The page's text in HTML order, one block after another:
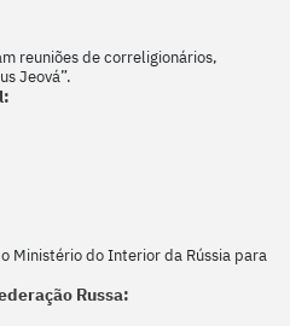
reuniões de correligionários,
Jeová”.
Ministério do Interior da Rússia para
Russa: